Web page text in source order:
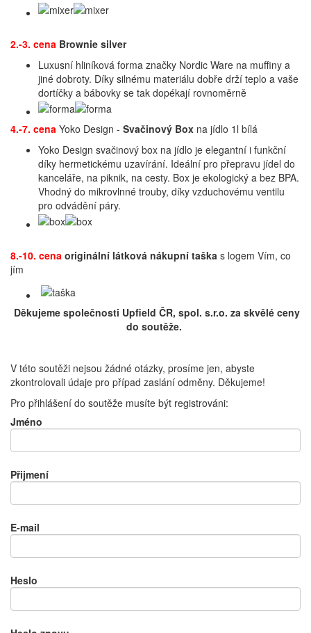
2.-3. cena Brownie silver
Luxusní hliníková forma značky Nordic Ware na muffiny a
jiné dobroty. Díky silnému materiálu dobře drží teplo a vaše
dortíčky a bábovky se tak dopékají rovnoměrně
4.-7. cena Yoko Design - Svačinový Box na jídlo 1l bílá
Yoko Design svačinový box na jídlo je elegantní i funkční
díky hermetickému uzavírání. Ideální pro přepravu jídel do
kanceláře, na piknik, na cesty. Box je ekologický a bez BPA.
Vhodný do mikrovlnné trouby, díky vzduchovému ventilu
pro odvádění páry.
8.-10. cena originální látková nákupní taška s logem Vím, co
jím
Děkujeme společnosti Upfield ČR, spol. s.r.o. za skvělé ceny
do soutěže.
V této soutěži nejsou žádné otázky, prosíme jen, abyste
zkontrolovali údaje pro případ zaslání odměny. Děkujeme!
Pro přihlášení do soutěže musíte být registrováni:
Jméno
Přijmení
E-mail
Heslo